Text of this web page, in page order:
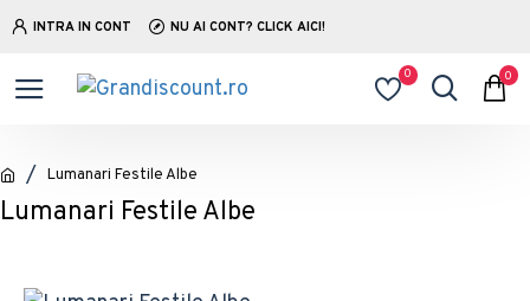
INTRA IN CONT NU AI CONT? CLICK AICI!
0 0
Lumanari Festile Albe
Lumanari Festile Albe